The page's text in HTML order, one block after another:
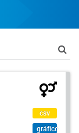
csv
gráfico